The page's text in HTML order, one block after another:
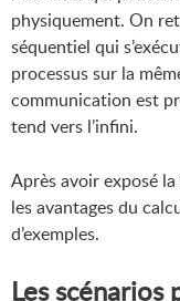
physiquement. On
séquentiel qui
processus sur la
communication est
tend vers l’infini.
Après avoir exposé
les avantages du
d’exemples.
Les scénarios